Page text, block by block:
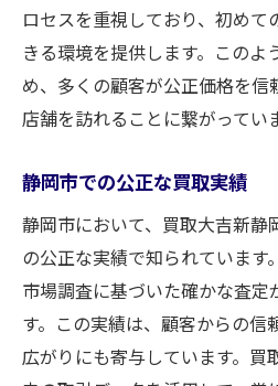
ロセスを重視しており、初めて
きる環境を提供します。このよ
め、多くの顧客が公正価格を信
店舗を訪れることに繋がってい
静岡市での公正な買取実績
静岡市において、買取大吉新静
の公正な実績で知られています
市場調査に基づいた確かな査定
す。この実績は、顧客からの信
広がりにも寄与しています。買